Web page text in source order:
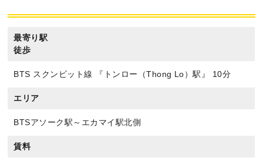
最寄り駅
徒歩
BTS スクンビット線 『トンロー（Thong Lo）駅』 10分
エリア
BTSアソーク駅～エカマイ駅北側
賃料